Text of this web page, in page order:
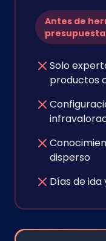
Antes de
Solo
productos
disperso
Días de